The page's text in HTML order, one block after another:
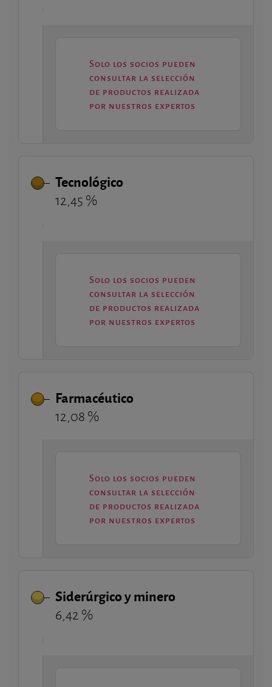
Solo los socios pueden
consultar la selección
de productos realizada
por nuestros expertos
Tecnológico
12,45 %
Solo los socios pueden
consultar la selección
de productos realizada
por nuestros expertos
Farmacéutico
12,08 %
Solo los socios pueden
consultar la selección
de productos realizada
por nuestros expertos
Siderúrgico y minero
6,42 %